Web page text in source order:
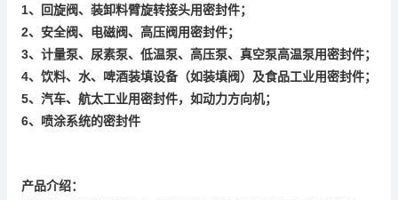
1、 回旋阀、 装卸料臂旋转接头用密封件；
2、 安全阀、电磁阀、高压阀 用密封件；
3、 计量泵、尿素泵、低温泵、高压泵、 真空泵高温泵用密封件；
4、饮料、水、啤酒装填设备（如装填阀）及食品工业用密封件；
5、汽车、航太工业用密封件，如动力方向机；
6、 喷涂系统的密封件
产品介绍：